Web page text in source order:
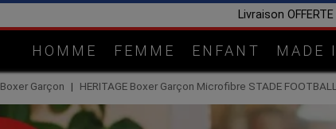
Livraison
HOMME FEMME ENFANT MADE
Boxer Garçon HERITAGE Boxer Garçon Microfibre STADE